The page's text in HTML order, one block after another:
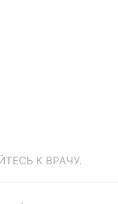
К ВРАЧУ.